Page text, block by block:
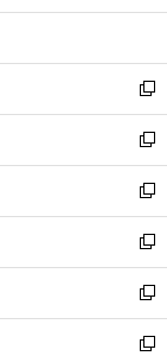
開
ン
ウ
で
開
く
ウ
ン
ド
ウ
で
開
く
新
し
い
ウ
ィ
ン
ド
ウ
で
開
く
新
し
い
ウ
ィ
ン
ド
ウ
で
新
し
い
ウ
ィ
ン
ド
新
し
い
ウ
ィ
新
し
い
新